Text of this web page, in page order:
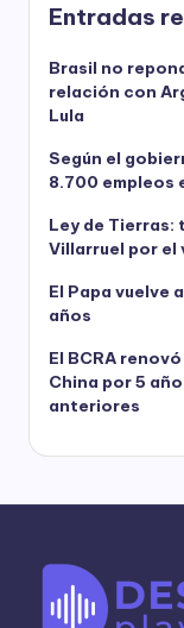
Entradas
Brasil no
relación con
Lula
Según el
8.700 empleos
Ley de Tierras:
Villarruel por el
El Papa vuelve
años
El BCRA
China por 5
anteriores